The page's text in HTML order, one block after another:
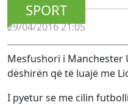
SPORT
29/04/2016 21:05
Mesfushori i Manchester
dëshirën që të luajë me
I pyetur se me cilin